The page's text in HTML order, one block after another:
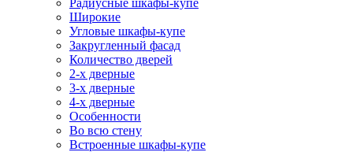
Радиусные шкафы-купе
Широкие
Угловые шкафы-купе
Закругленный фасад
Количество дверей
2-х дверные
3-х дверные
4-х дверные
Особенности
Во всю стену
Встроенные шкафы-купе